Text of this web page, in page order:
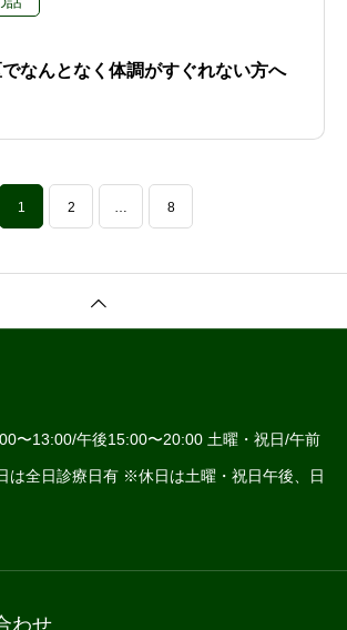
なんとなく体調がすぐれない方へ
1 2 8
〜13:00/午後15:00〜20:00 土曜・祝日/午前
全日診療日有 ※休日は土曜・祝日午後、日
わせ